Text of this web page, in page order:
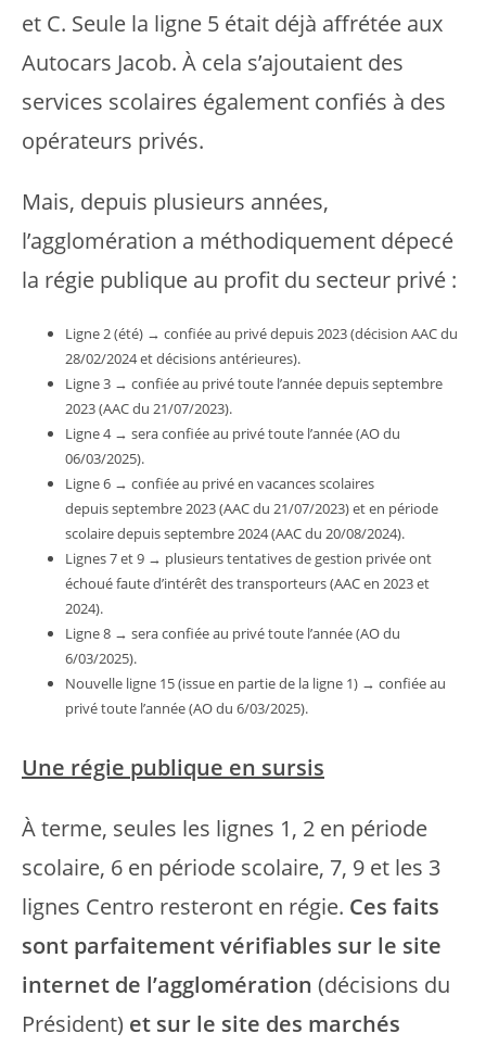
et C. Seule la ligne 5 était déjà affrétée aux
Autocars Jacob. À cela s’ajoutaient des
services scolaires également confiés à des
opérateurs privés.
Mais, depuis plusieurs années,
l’agglomération a méthodiquement dépecé
la régie publique au profit du secteur privé :
Ligne 2 (été) → confiée au privé depuis 2023 (décision AAC du
28/02/2024 et décisions antérieures).
Ligne 3 → confiée au privé toute l’année depuis septembre
2023 (AAC du 21/07/2023).
Ligne 4 → sera confiée au privé toute l’année (AO du
06/03/2025).
Ligne 6 → confiée au privé en vacances scolaires
depuis septembre 2023 (AAC du 21/07/2023) et en période
scolaire depuis septembre 2024 (AAC du 20/08/2024).
Lignes 7 et 9 → plusieurs tentatives de gestion privée ont
échoué faute d’intérêt des transporteurs (AAC en 2023 et
2024).
Ligne 8 → sera confiée au privé toute l’année (AO du
6/03/2025).
Nouvelle ligne 15 (issue en partie de la ligne 1) → confiée au
privé toute l’année (AO du 6/03/2025).
Une régie publique en sursis
À terme, seules les lignes 1, 2 en période
scolaire, 6 en période scolaire, 7, 9 et les 3
lignes Centro resteront en régie. Ces faits
sont parfaitement vérifiables sur le site
internet de l’agglomération (décisions du
Président) et sur le site des marchés